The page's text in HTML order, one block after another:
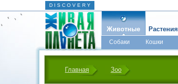
D I S C O V E R Y
Животные
Собаки Кошки
Растения
Главная Зоо